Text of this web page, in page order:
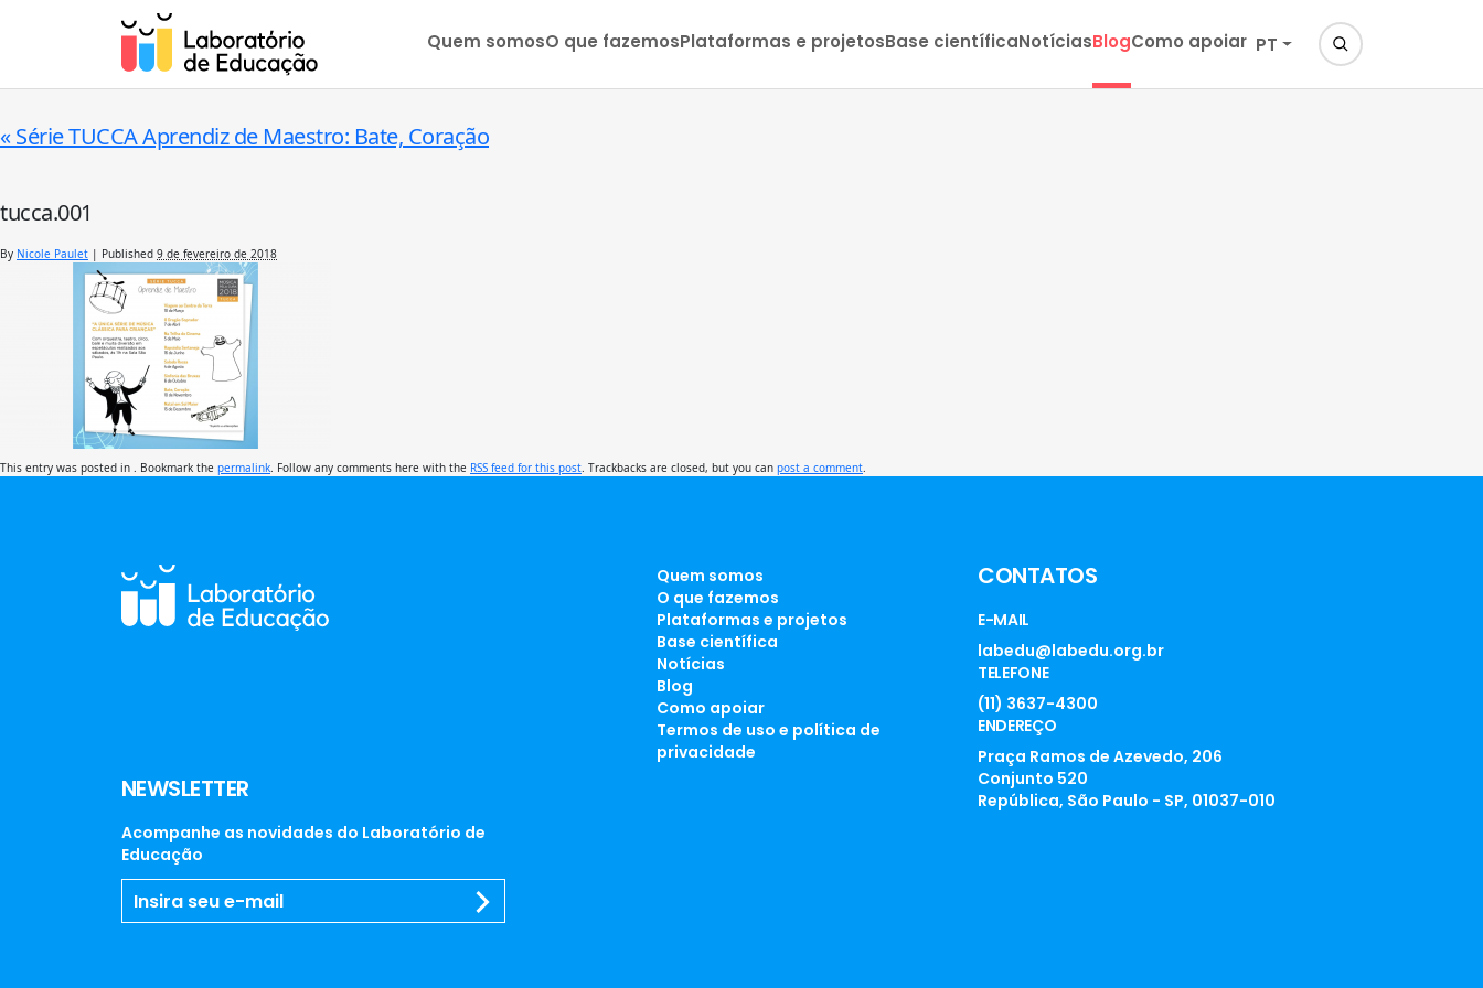
Quem somosO que fazemosPlataformas e projetosBase científicaNotíciasBlogComo apoiar PT
«Série TUCCA Aprendiz de Maestro: Bate, Coração
tucca.001
By Nicole Paulet | Published 9 de fevereiro de 2018
This entry was posted in . Bookmark the permalink . Follow any comments here with the RSS feed for this post . Trackbacks are closed, but you can post a comment
NEWSLETTER
Acompanhe as novidades do Laboratório de
Educação
Quem somos
O que fazemos
Plataformas e projetos
Base científica
Notícias
Blog
Como apoiar
Termos de uso e política de
privacidade
CONTATOS
E-MAIL
labedu@labedu.org.br
TELEFONE
(11) 3637-4300
ENDEREÇO
Praça Ramos de Azevedo, 206
Conjunto 520
República, São Paulo - SP, 01037-010